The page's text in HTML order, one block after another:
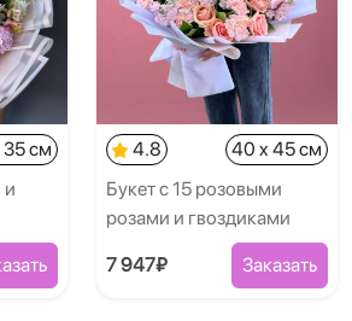
см
и
4.8
40 x 45 см
Букет с 15 розовыми
розами и гвоздиками
7 947₽ Заказать